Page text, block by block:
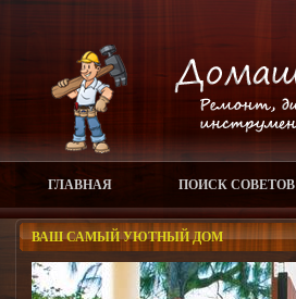
ГЛАВНАЯ ПОИСК СОВЕТОВ
ВАШ САМЫЙ УЮТНЫЙ ДОМ